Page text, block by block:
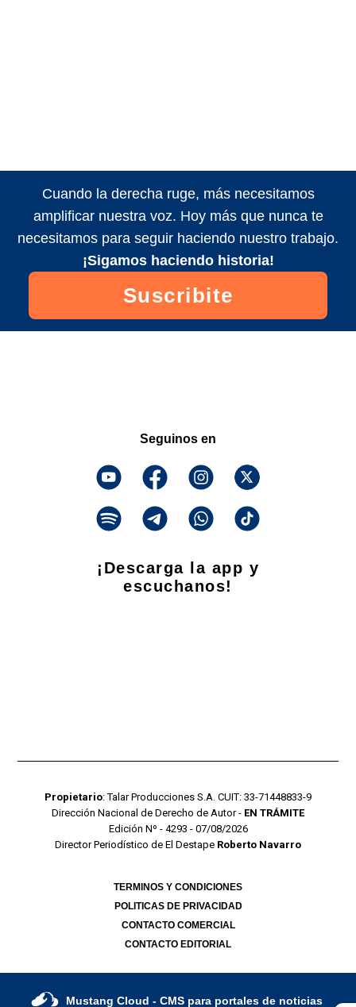
Cuando la derecha ruge, más necesitamos
amplificar nuestra voz. Hoy más que nunca te
necesitamos para seguir haciendo nuestro trabajo.
¡Sigamos haciendo historia!
Suscribite
Seguinos en
¡Descarga la app y
escuchanos!
Propietario: Talar Producciones S.A. CUIT: 33-71448833-9
Dirección Nacional de Derecho de Autor - EN TRÁMITE
Edición Nº - 4293 - 07/08/2026
Director Periodístico de El Destape Roberto Navarro
TERMINOS Y CONDICIONES
POLITICAS DE PRIVACIDAD
CONTACTO COMERCIAL
CONTACTO EDITORIAL
Mustang Cloud - CMS para portales de noticias